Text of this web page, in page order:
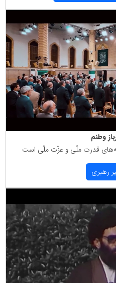
وطنم
قدرت ملّی و عزّت ملّی است
رهبری